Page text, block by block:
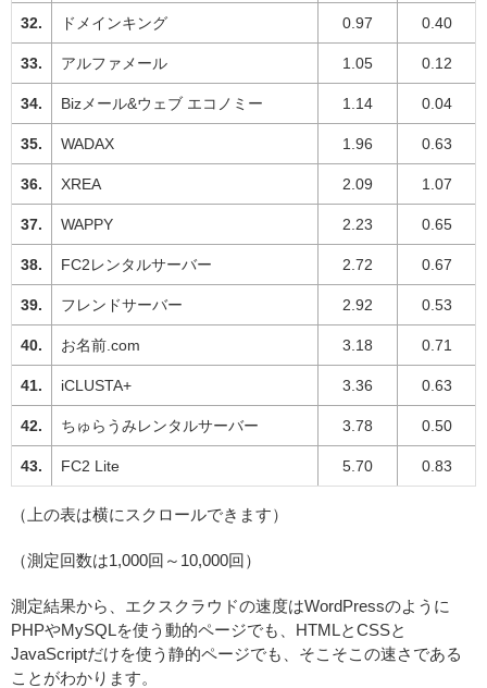
ドメインキング 0.97 0.40
アルファメール 1.05 0.12
Bizメール&ウェブ エコノミー 1.14 0.04
WADAX 1.96 0.63
XREA 2.09 1.07
WAPPY 2.23 0.65
FC2レンタルサーバー 2.72 0.67
フレンドサーバー 2.92 0.53
お名前.com 3.18 0.71
iCLUSTA+ 3.36 0.63
ちゅらうみレンタルサーバー 3.78 0.50
FC2 Lite 5.70 0.83
（上の表は横にスクロールできます）
（測定回数は1,000回～10,000回）
測定結果から、エクスクラウドの速度はWordPressのように
PHPやMySQLを使う動的ページでも、HTMLとCSSと
JavaScriptだけを使う静的ページでも、そこそこの速さである
ことがわかります。